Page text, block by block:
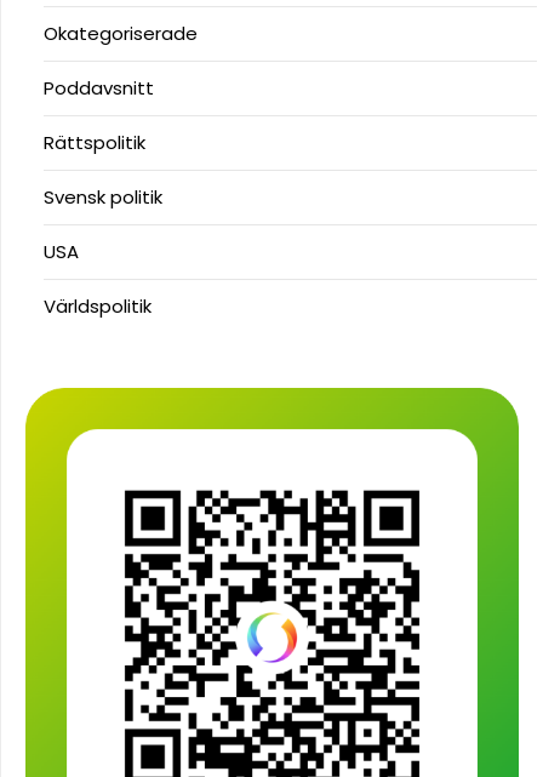
Okategoriserade
Poddavsnitt
Rättspolitik
Svensk politik
USA
Världspolitik